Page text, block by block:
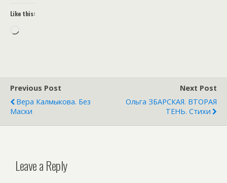
Like this:
Loading…
Previous Post
Вера Калмыкова. Без
Маски
Next Post
Ольга ЗБАРСКАЯ. ВТОРАЯ
ТЕНЬ. Стихи
Leave a Reply